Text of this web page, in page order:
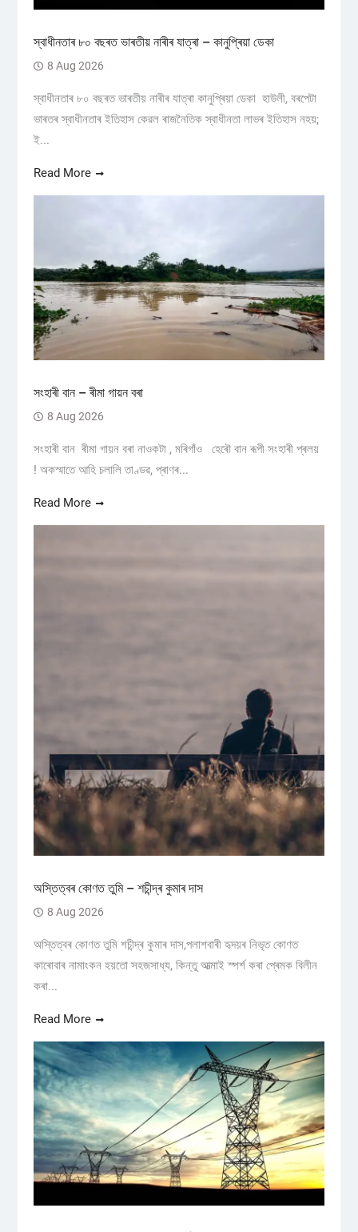
স্বাধীনতাৰ ৮০ বছৰত ভাৰতীয় নাৰীৰ যাত্ৰা – কানুপ্ৰিয়া ডেকা
8 Aug 2026
স্বাধীনতাৰ ৮০ বছৰত ভাৰতীয় নাৰীৰ যাত্ৰা কানুপ্ৰিয়া ডেকা হাউলী, বৰপেটা
ভাৰতৰ স্বাধীনতাৰ ইতিহাস কেৱল ৰাজনৈতিক স্বাধীনতা লাভৰ ইতিহাস নহয়;
ই...
Read More
সংহাৰী বান – ৰীমা গায়ন বৰা
8 Aug 2026
সংহাৰী বান ৰীমা গায়ন বৰা নাওকটা , মৰিগাঁও হেৰৌ বান ৰূপী সংহাৰী প্ৰলয়
! অকস্মাতে আহি চলালি তাণ্ডৱ, প্ৰাণৰ...
Read More
অস্তিত্বৰ কোণত তুমি – শচীন্দ্ৰ কুমাৰ দাস
8 Aug 2026
অস্তিত্বৰ কোণত তুমি শচীন্দ্ৰ কুমাৰ দাস,পলাশবাৰী হৃদয়ৰ নিভৃত কোণত
কাৰোবাৰ নামাংকন হয়তো সহজসাধ্য, কিন্তু আত্মাই স্পৰ্শ কৰা প্ৰেমক বিলীন
কৰা...
Read More